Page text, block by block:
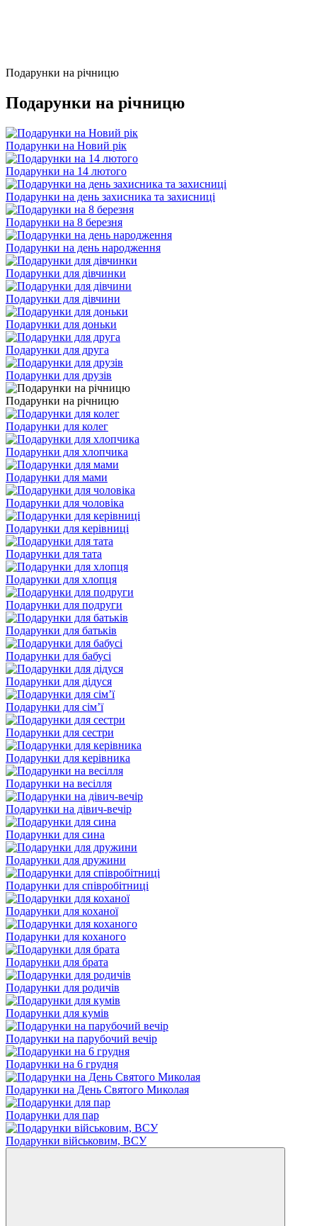
Подарунки на річницю
Подарунки на річницю
Подарунки на Новий рік
Подарунки на 14 лютого
Подарунки на день захисника та захисниці
Подарунки на 8 березня
Подарунки на день народження
Подарунки для дівчинки
Подарунки для дівчини
Подарунки для доньки
Подарунки для друга
Подарунки для друзів
Подарунки на річницю
Подарунки для колег
Подарунки для хлопчика
Подарунки для мами
Подарунки для чоловіка
Подарунки для керівниці
Подарунки для тата
Подарунки для хлопця
Подарунки для подруги
Подарунки для батьків
Подарунки для бабусі
Подарунки для дідуся
Подарунки для сім’ї
Подарунки для сестри
Подарунки для керівника
Подарунки на весілля
Подарунки на дівич-вечір
Подарунки для сина
Подарунки для дружини
Подарунки для співробітниці
Подарунки для коханої
Подарунки для коханого
Подарунки для брата
Подарунки для родичів
Подарунки для кумів
Подарунки на парубочий вечір
Подарунки на 6 грудня
Подарунки на День Святого Миколая
Подарунки для пар
Подарунки військовим, ВСУ